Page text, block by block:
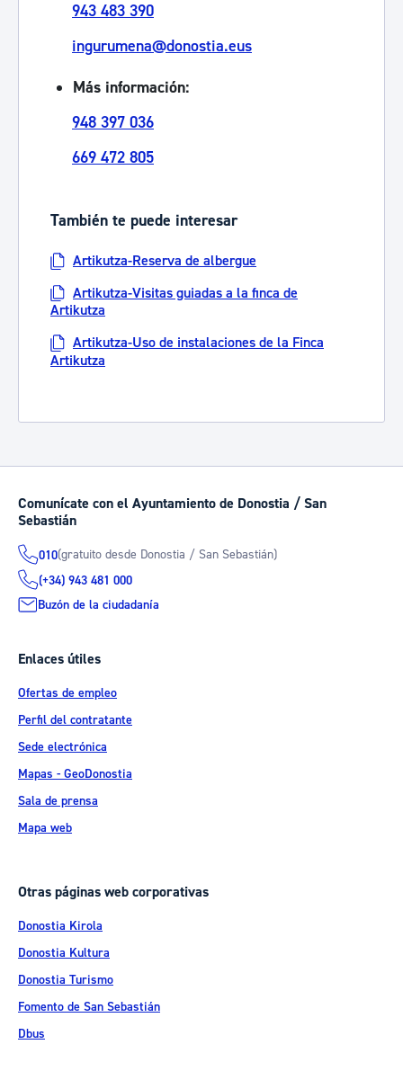
943 483 390
ingurumena@donostia.eus
Más información:
948 397 036
669 472 805
También te puede interesar
Artikutza-Reserva de albergue
Artikutza-Visitas guiadas a la finca de
Artikutza
Artikutza-Uso de instalaciones de la Finca
Artikutza
Comunícate con el Ayuntamiento de Donostia / San
Sebastián
010(gratuito desde Donostia / San Sebastián)
(+34) 943 481 000
Buzón de la ciudadanía
Enlaces útiles
Ofertas de empleo
Perfil del contratante
Sede electrónica
Mapas - GeoDonostia
Sala de prensa
Mapa web
Otras páginas web corporativas
Donostia Kirola
Donostia Kultura
Donostia Turismo
Fomento de San Sebastián
Dbus